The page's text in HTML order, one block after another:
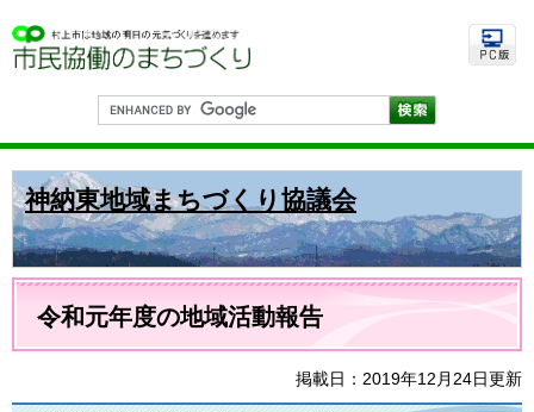
ー
ジ
の
。
ニ
ュ
ー
て
本
文
へ
G
o
o
l
e
カ
ス
タ
ム
検
索
神納東地域まちづくり協議会
本
令和元年度の地域活動報告
掲載日：2019年12月24日更新